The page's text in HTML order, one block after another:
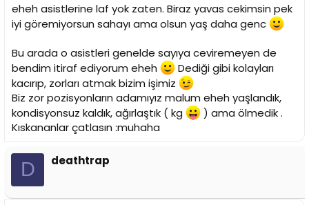
eheh asistlerine laf yok zaten. Biraz yavas cekimsin pek
iyi göremiyorsun sahayı ama olsun yaş daha genc
Bu arada o asistleri genelde sayıya ceviremeyen de
bendim itiraf ediyorum eheh
Dediği gibi kolayları
kacırıp, zorları atmak bizim işimiz
Biz zor pozisyonların adamıyız malum eheh yaşlandık,
kondisyonsuz kaldık, ağırlaştık ( kg
) ama ölmedik .
Kıskananlar çatlasın :muhaha
D deathtrap